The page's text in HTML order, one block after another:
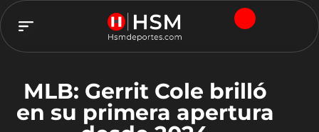
MLB: Gerrit Cole brilló
en su primera apertura